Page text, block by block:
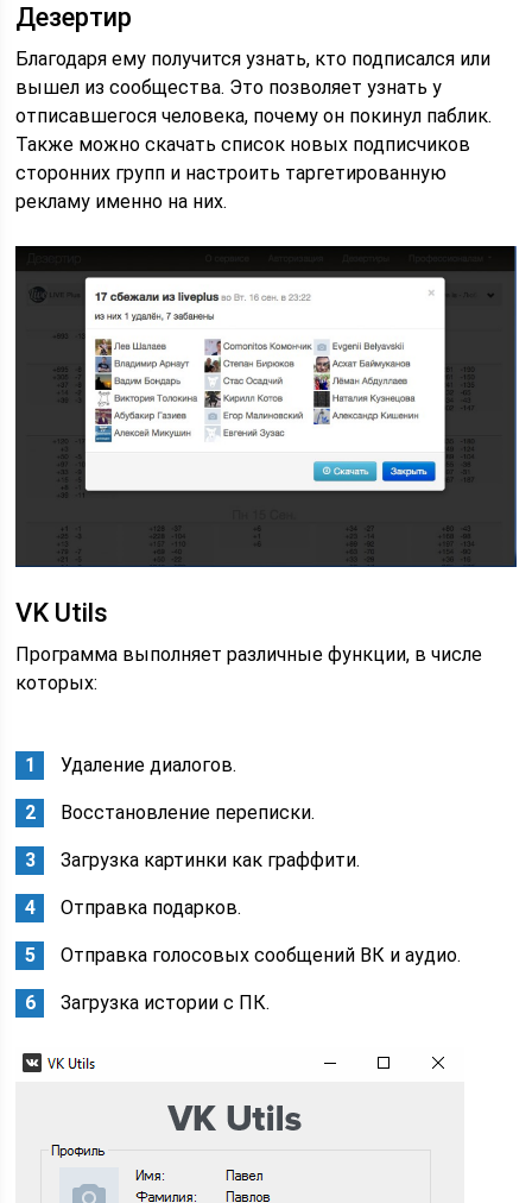
Дезертир
Благодаря ему получится узнать, кто подписался или
вышел из сообщества. Это позволяет узнать у
отписавшегося человека, почему он покинул паблик.
Также можно скачать список новых подписчиков
сторонних групп и настроить таргетированную
рекламу именно на них.
VK Utils
Программа выполняет различные функции, в числе
которых:
Удаление диалогов.
Восстановление переписки.
Загрузка картинки как граффити.
Отправка подарков.
Отправка голосовых сообщений ВК и аудио.
Загрузка истории с ПК.